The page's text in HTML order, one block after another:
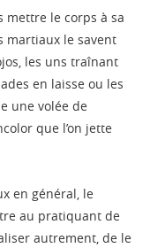
mettre le corps à sa
martiaux le savent
les uns traînant
en laisse ou les
une volée de
que l’on jette
en général, le
au pratiquant de
autrement, de le